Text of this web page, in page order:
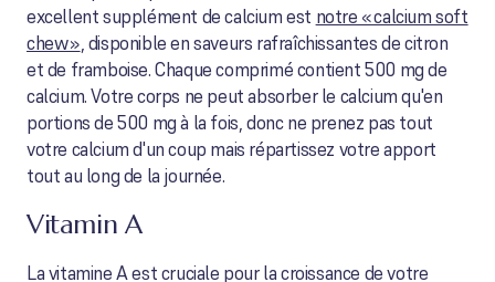
excellent supplément de calcium est notre « calcium soft
chew », disponible en saveurs rafraîchissantes de citron
et de framboise. Chaque comprimé contient 500 mg de
calcium. Votre corps ne peut absorber le calcium qu'en
portions de 500 mg à la fois, donc ne prenez pas tout
votre calcium d'un coup mais répartissez votre apport
tout au long de la journée.
Vitamin A
La vitamine A est cruciale pour la croissance de votre